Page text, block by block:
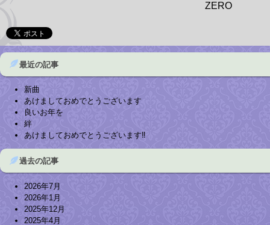
ZERO
最近の記事
新曲
あけましておめでとうございます
良いお年を
絆
あけましておめでとうございます‼︎
過去の記事
2026年7月
2026年1月
2025年12月
2025年4月